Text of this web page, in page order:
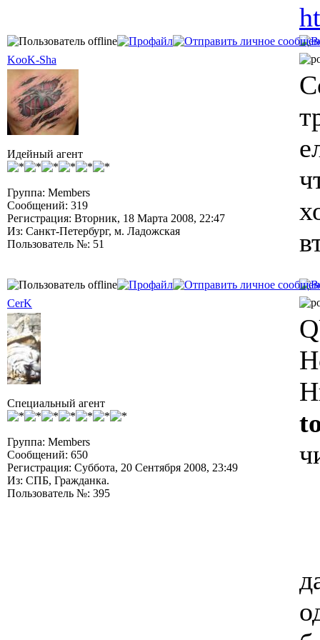
KooK-Sha
Идейный агент
Группа: Members
Сообщений: 319
Регистрация: Вторник, 18 Марта 2008, 22:47
Из: Санкт-Петербург, м. Ладожская
Пользователь №: 51
CerK
Специальный агент
Группа: Members
Сообщений: 650
Регистрация: Суббота, 20 Сентября 2008, 23:49
Из: СПБ, Гражданка.
Пользователь №: 395